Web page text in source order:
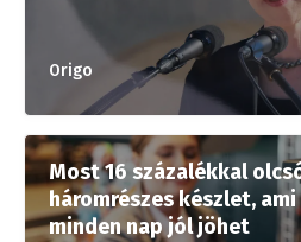
Origo
Most 16 százalékkal
háromrészes készlet,
minden nap jól jöhet